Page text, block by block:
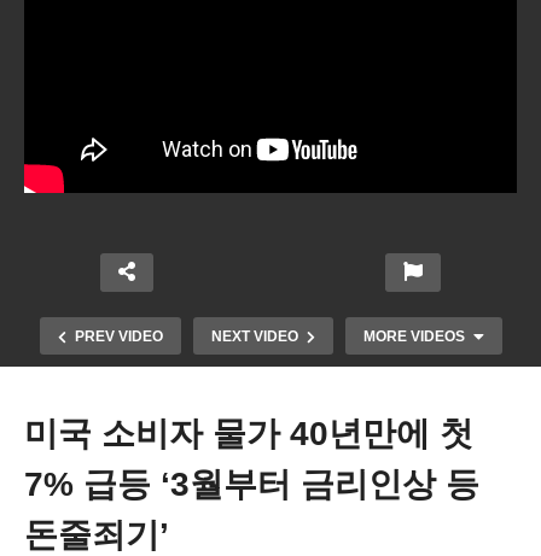
PREV VIDEO NEXT VIDEO MORE VIDEOS
미국 소비자 물가 40년만에 첫
7% 급등 ‘3월부터 금리인상 등
돈줄죄기’